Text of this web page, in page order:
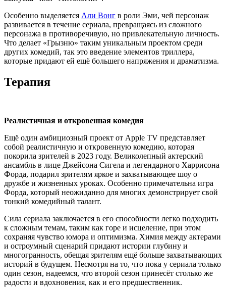
Особенно выделяется Али Вонг в роли Эми, чей персонаж
развивается в течение сериала, превращаясь из сложного
персонажа в противоречивую, но привлекательную личность.
Что делает «Грызню» таким уникальным проектом среди
других комедий, так это введение элементов триллера,
которые придают ей ещё большего напряжения и драматизма.
Терапия
Реалистичная и откровенная комедия
Ещё один амбициозный проект от Apple TV представляет
собой реалистичную и откровенную комедию, которая
покорила зрителей в 2023 году. Великолепный актерский
ансамбль в лице Джейсона Сигела и легендарного Харрисона
Форда, подарил зрителям яркое и захватывающее шоу о
дружбе и жизненных уроках. Особенно примечательна игра
Форда, который неожиданно для многих демонстрирует свой
тонкий комедийный талант.
Сила сериала заключается в его способности легко подходить
к сложным темам, таким как горе и исцеление, при этом
сохраняя чувство юмора и оптимизма. Химия между актерами
и остроумный сценарий придают истории глубину и
многогранность, обещая зрителям ещё больше захватывающих
историй в будущем. Несмотря на то, что пока у сериала только
один сезон, надеемся, что второй сезон принесёт столько же
радости и вдохновения, как и его предшественник.